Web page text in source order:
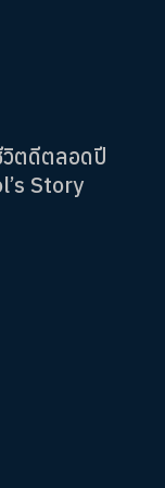
วิตดีตลอดปี
Story